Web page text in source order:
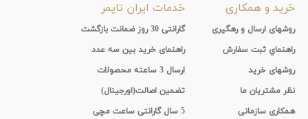
خرید و همکاری
روشهای ارسال و رهگیری
راهنماي ثبت سفارش
روشهای خرید
نظر مشتریان ما
همکاری سازمانی
خدمات ایران تایمر
گارانتی 30 روز ضمانت بازگشت
راهنمای خرید بین سه عدد
ارسال 3 ساعته محصولات
تضمین اصالت(اورجینال)
5 سال گارانتی ساعت مچی